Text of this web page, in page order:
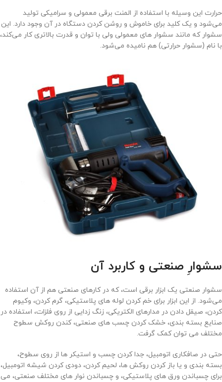
حرارت این وسیله با استفاده از المنت برقی معمولی و سرامیکی تولید
می‌شود و یک کلید برای خاموش و روشن کردن دستگاه در آن وجود دارد. این
سشوار که مانند سشوار های معمولی ولی با توان و قدرت بالاتری کار می‌کند،
با نام (سشوار حرارتی) هم نامیده می‌شود.
سشوارِ صنعتی و کاربرد آن
سشوار صنعتی یک ابزار برقی است، که در کارهای صنعتی هم از آن استفاده
می‌شود. از این ابزار برای خم کردن لوله های پلاستیکی، گرم کردن، وکیوم
کردن، صیقل دادن در مدارهای الکتریکی، زنگ زدایی از روی فلزات، استفاده در
صنایع بسته بندی، خشک کردن چسب های صنعتی، کندن روکش سطوح
مختلف می توان کمک گرفت.
حتی در صافکاری اتومبیل، جدا کردن چسب و استیکر ها از روی سطوح،
بسته بندی و یا باز کردن روکش ها، لحیم کردن، دودی کردن شیشه اتومبیل،
برای چسباندن ورق های پلاستیکی، و چسباندن نوار های مختلف صنعتی، می